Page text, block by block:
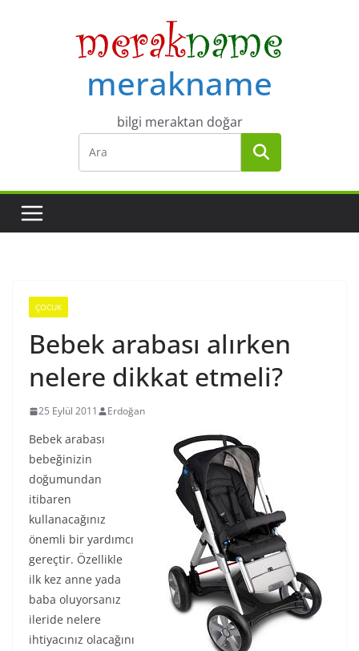
merakname
bilgi meraktan doğar
ÇOCUK
Bebek arabası alırken
nelere dikkat etmeli?
25 Eylül 2011 Erdoğan
Bebek arabası
bebeğinizin
doğumundan
itibaren
kullanacağınız
önemli bir yardımcı
gereçtir. Özellikle
ilk kez anne yada
baba oluyorsanız
ileride nelere
ihtiyacınız olacağını